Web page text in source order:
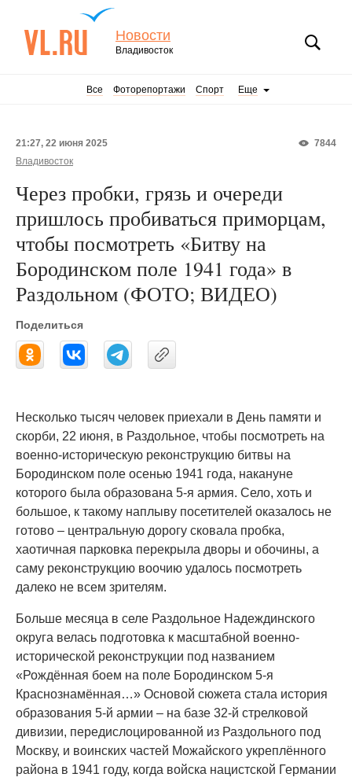
Новости
Владивосток
Все Фоторепортажи Спорт Еще
7844
21:27, 22 июня 2025
Владивосток
Через пробки, грязь и очереди
пришлось пробиваться приморцам,
чтобы посмотреть «Битву на
Бородинском поле 1941 года» в
Раздольном (ФОТО; ВИДЕО)
Поделиться
Несколько тысяч человек приехали в День памяти и
скорби, 22 июня, в Раздольное, чтобы посмотреть на
военно-историческую реконструкцию битвы на
Бородинском поле осенью 1941 года, накануне
которого была образована 5-я армия. Село, хоть и
большое, к такому наплыву посетителей оказалось не
готово – центральную дорогу сковала пробка,
хаотичная парковка перекрыла дворы и обочины, а
саму реконструкцию воочию удалось посмотреть
далеко не всем зрителям.
Больше месяца в селе Раздольное Надеждинского
округа велась подготовка к масштабной военно-
исторической реконструкции под названием
«Рождённая боем на поле Бородинском 5-я
Краснознамённая…» Основой сюжета стала история
образования 5-й армии – на базе 32-й стрелковой
дивизии, передислоцированной из Раздольного под
Москву, и воинских частей Можайского укреплённого
района в 1941 году, когда войска нацистской Германии